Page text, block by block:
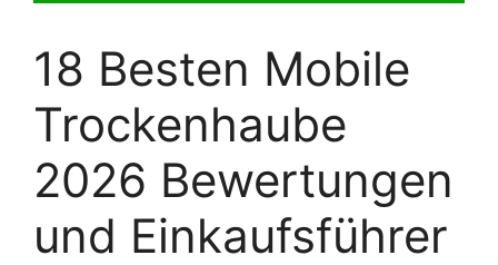
18 Besten Mobile
Trockenhaube
2026 Bewertungen
und Einkaufsführer